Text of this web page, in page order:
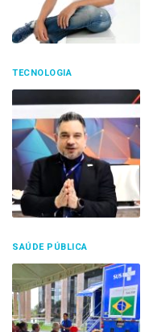
TECNOLOGIA
SAÚDE PÚBLICA